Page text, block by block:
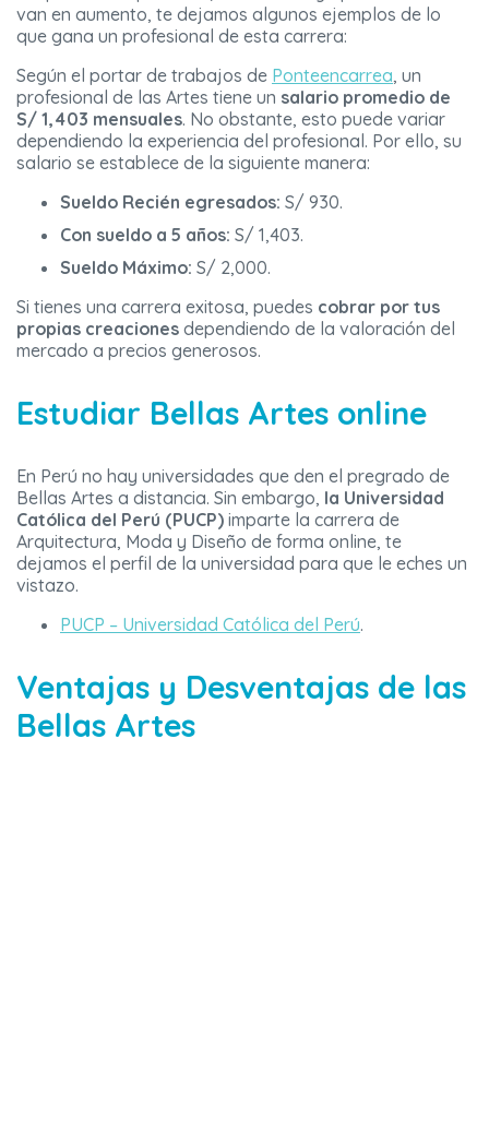
van en aumento, te dejamos algunos ejemplos de lo
que gana un profesional de esta carrera:
Según el portar de trabajos de Ponteencarrea, un
profesional de las Artes tiene un salario promedio de
S/ 1,403 mensuales. No obstante, esto puede variar
dependiendo la experiencia del profesional. Por ello, su
salario se establece de la siguiente manera:
Sueldo Recién egresados: S/ 930.
Con sueldo a 5 años: S/ 1,403.
Sueldo Máximo: S/ 2,000.
Si tienes una carrera exitosa, puedes cobrar por tus
propias creaciones dependiendo de la valoración del
mercado a precios generosos.
Estudiar Bellas Artes online
En Perú no hay universidades que den el pregrado de
Bellas Artes a distancia. Sin embargo, la Universidad
Católica del Perú (PUCP) imparte la carrera de
Arquitectura, Moda y Diseño de forma online, te
dejamos el perfil de la universidad para que le eches un
vistazo.
PUCP – Universidad Católica del Perú.
Ventajas y Desventajas de las
Bellas Artes